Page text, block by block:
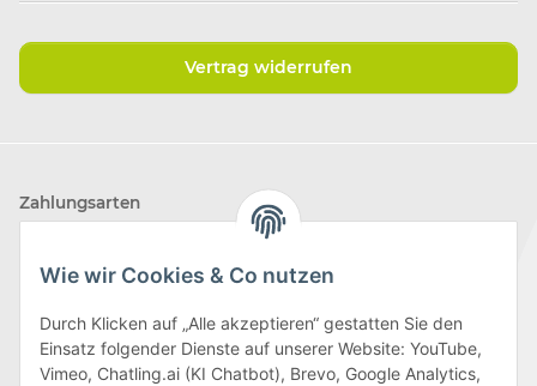
Wie wir Cookies & Co nutzen
Durch Klicken auf „Alle akzeptieren“ gestatten Sie den
Einsatz folgender Dienste auf unserer Website: YouTube,
Vimeo, Chatling.ai (KI Chatbot), Brevo, Google Analytics,
Vertrag widerrufen
Zahlungsarten
Wir versenden mit